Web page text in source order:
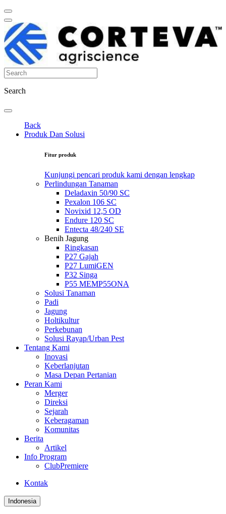
Search
Back
Produk Dan Solusi
Fitur produk
Kunjungi pencari produk kami dengan lengkap
Perlindungan Tanaman
Deladaxin 50/90 SC
Pexalon 106 SC
Novixid 12,5 OD
Endure 120 SC
Entecta 48/240 SE
Benih Jagung
Ringkasan
P27 Gajah
P27 LumiGEN
P32 Singa
P55 MEMP55ONA
Solusi Tanaman
Padi
Jagung
Holtikultur
Perkebunan
Solusi Rayap/Urban Pest
Tentang Kami
Inovasi
Keberlanjutan
Masa Depan Pertanian
Peran Kami
Merger
Direksi
Sejarah
Keberagaman
Komunitas
Berita
Artikel
Info Program
ClubPremiere
Kontak
Indonesia